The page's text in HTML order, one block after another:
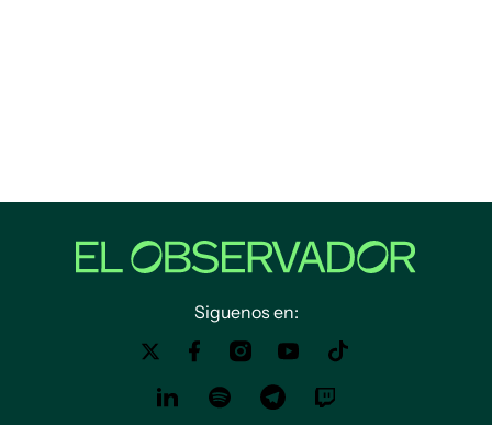
Siguenos en: